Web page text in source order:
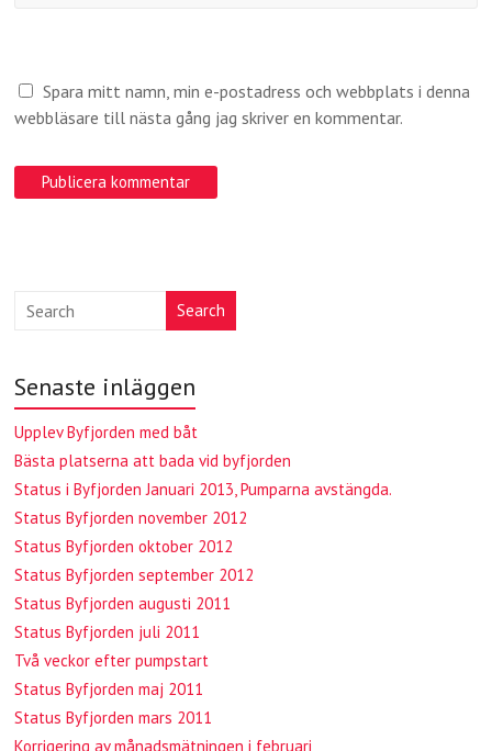
Spara mitt namn, min e-postadress och webbplats i denna
webbläsare till nästa gång jag skriver en kommentar.
r
n
a
t
i
v
e
:
Search
Senaste inläggen
Upplev Byfjorden med båt
Bästa platserna att bada vid byfjorden
Status i Byfjorden Januari 2013, Pumparna avstängda.
Status Byfjorden november 2012
Status Byfjorden oktober 2012
Status Byfjorden september 2012
Status Byfjorden augusti 2011
Status Byfjorden juli 2011
Två veckor efter pumpstart
Status Byfjorden maj 2011
Status Byfjorden mars 2011
Korrigering av månadsmätningen i februari